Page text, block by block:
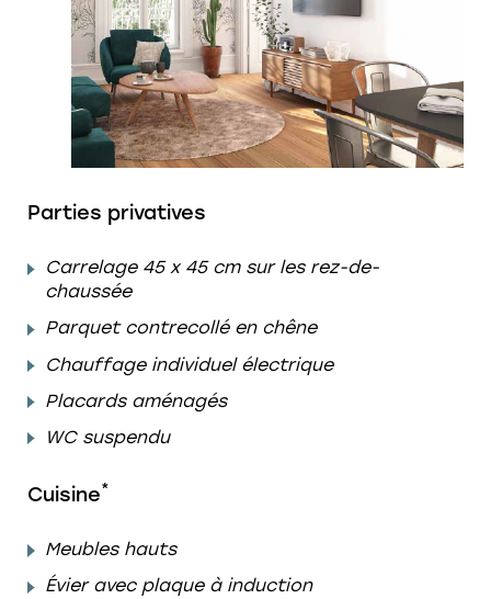
Parties privatives
Carrelage 45 x 45 cm sur les rez-de-
chaussée
Parquet contrecollé en chêne
Chauffage individuel électrique
Placards aménagés
WC suspendu
Cuisine*
Meubles hauts
Évier avec plaque à induction